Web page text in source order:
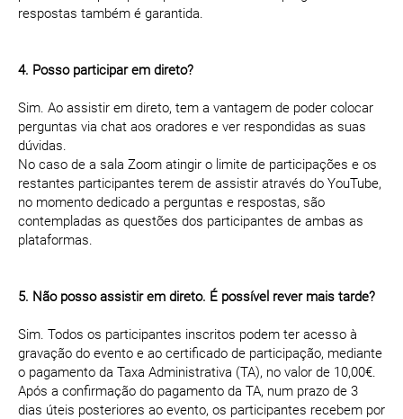
respostas também é garantida.
4. Posso participar em direto?
Sim. Ao assistir em direto, tem a vantagem de poder colocar
perguntas via chat aos oradores e ver respondidas as suas
dúvidas.
No caso de a sala Zoom atingir o limite de participações e os
restantes participantes terem de assistir através do YouTube,
no momento dedicado a perguntas e respostas, são
contempladas as questões dos participantes de ambas as
plataformas.
5. Não posso assistir em direto. É possível rever mais tarde?
Sim. Todos os participantes inscritos podem ter acesso à
gravação do evento e ao certificado de participação, mediante
o pagamento da Taxa Administrativa (TA), no valor de 10,00€.
Após a confirmação do pagamento da TA, num prazo de 3
dias úteis posteriores ao evento, os participantes recebem por